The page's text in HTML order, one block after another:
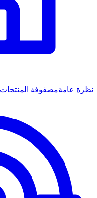
نظرة عامةمصفوفة المنتجات